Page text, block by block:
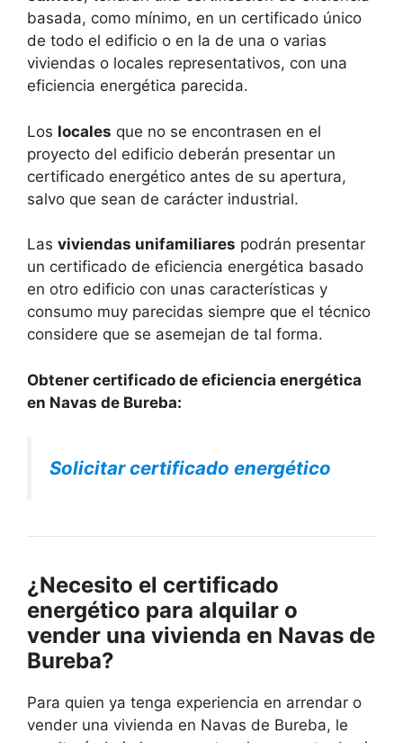
basada, como mínimo, en un certificado único
de todo el edificio o en la de una o varias
viviendas o locales representativos, con una
eficiencia energética parecida.
Los locales que no se encontrasen en el
proyecto del edificio deberán presentar un
certificado energético antes de su apertura,
salvo que sean de carácter industrial.
Las viviendas unifamiliares podrán presentar
un certificado de eficiencia energética basado
en otro edificio con unas características y
consumo muy parecidas siempre que el técnico
considere que se asemejan de tal forma.
Obtener certificado de eficiencia energética
en Navas de Bureba:
Solicitar certificado energético
¿Necesito el certificado
energético para alquilar o
vender una vivienda en Navas de
Bureba?
Para quien ya tenga experiencia en arrendar o
vender una vivienda en Navas de Bureba, le